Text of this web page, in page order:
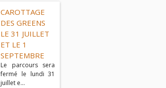
CAROTTAGE
DES GREENS
LE 31 JUILLET
ET LE 1
SEPTEMBRE
Le parcours sera
fermé le lundi 31
juillet e...